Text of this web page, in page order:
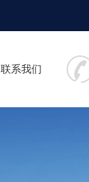
联系我们